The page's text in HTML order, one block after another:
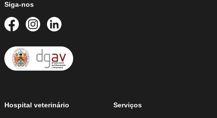
Siga-nos
Hospital veterinário Serviços